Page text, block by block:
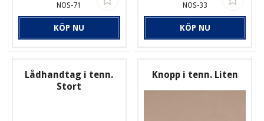
NOS-71
KÖP NU
NOS-33
KÖP NU
Lådhandtag i tenn.
Stort
Knopp i tenn. Liten